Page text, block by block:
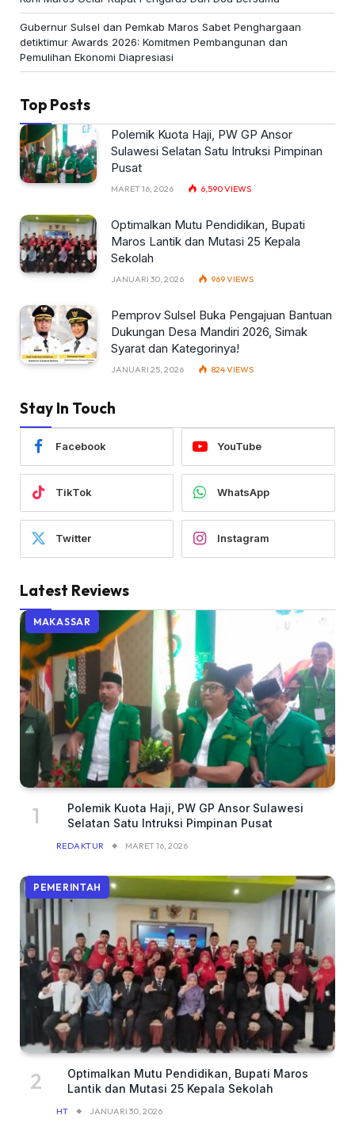
Gubernur Sulsel dan Pemkab Maros Sabet Penghargaan
detiktimur Awards 2026: Komitmen Pembangunan dan
Pemulihan Ekonomi Diapresiasi
Top Posts
Polemik Kuota Haji, PW GP Ansor
Sulawesi Selatan Satu Intruksi Pimpinan
Pusat
MARET 16, 2026 6,590VIEWS
Optimalkan Mutu Pendidikan, Bupati
Maros Lantik dan Mutasi 25 Kepala
Sekolah
JANUARI 30, 2026 969VIEWS
Pemprov Sulsel Buka Pengajuan Bantuan
Dukungan Desa Mandiri 2026, Simak
Syarat dan Kategorinya!
JANUARI 25, 2026 824VIEWS
Stay In Touch
Facebook YouTube
TikTok WhatsApp
Twitter Instagram
Latest Reviews
MAKASSAR
Polemik Kuota Haji, PW GP Ansor Sulawesi
Selatan Satu Intruksi Pimpinan Pusat
REDAKTUR MARET 16, 2026
PEMERINTAH
Optimalkan Mutu Pendidikan, Bupati Maros
Lantik dan Mutasi 25 Kepala Sekolah
HT JANUARI 30, 2026